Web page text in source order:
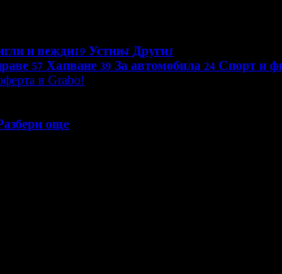
и вежди19 Устни4 Други1
57 Хапване 39 За автомобила 24 Спорт и
в Grabo!
още